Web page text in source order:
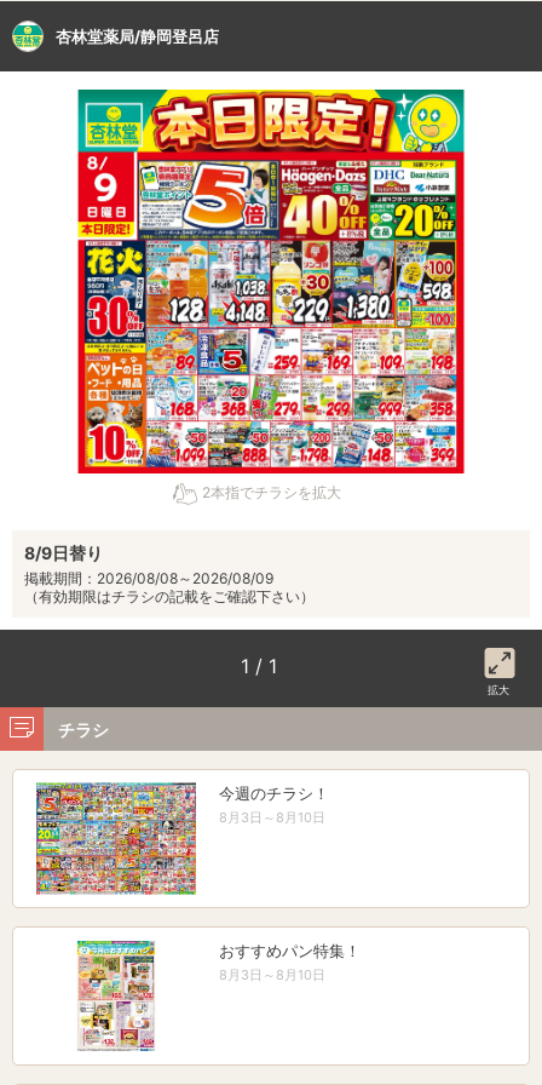
杏林堂薬局/静岡登呂店
2本指でチラシを拡大
8/9日替り
掲載期間：2026/08/08～2026/08/09
（有効期限はチラシの記載をご確認下さい）
1 / 1
拡大
チラシ
今週のチラシ！
8月3日～8月10日
おすすめパン特集！
8月3日～8月10日